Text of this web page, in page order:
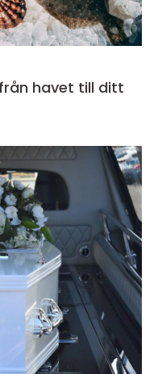
havet till ditt